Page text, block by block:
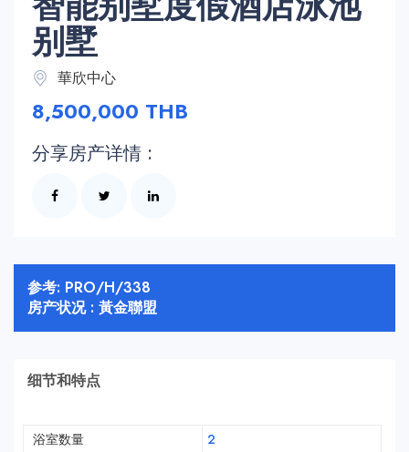
别墅
華欣中心
8,500,000 THB
分享房产详情 :
参考: PRO/H/338
房产状况 : 黃金聯盟
细节和特点
浴室数量
2